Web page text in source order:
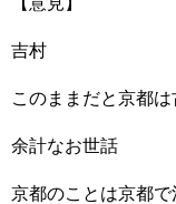
吉村
このままだと京都
余計なお世話
京都のことは京都で